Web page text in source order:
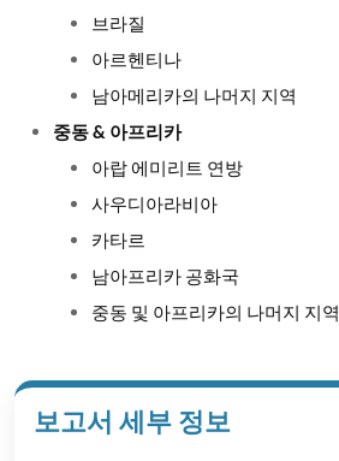
브라질
아르헨티나
남아메리카의 나머지 지역
중동 & 아프리카
아랍 에미리트 연방
사우디아라비아
카타르
남아프리카 공화국
중동 및 아프리카의 나머지 지역
보고서 세부 정보